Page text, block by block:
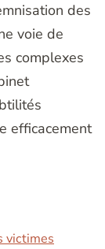
des
voie de
complexes
efficacement
victimes